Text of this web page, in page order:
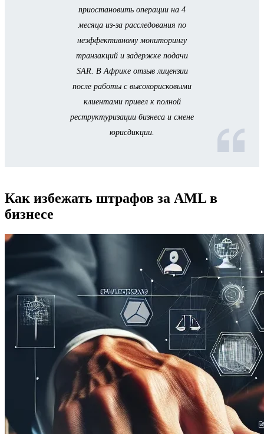
приостановить операции на 4
месяца из-за расследования по
неэффективному мониторингу
транзакций и задержке подачи
SAR. В Африке отзыв лицензии
после работы с высокорисковыми
клиентами привел к полной
реструктуризации бизнеса и смене
юрисдикции.
Как избежать штрафов за AML в
бизнесе